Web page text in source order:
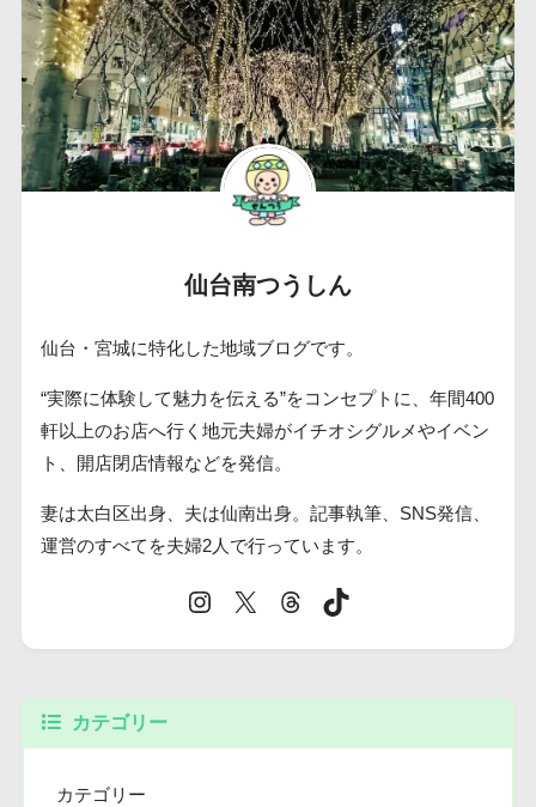
仙台南つうしん
仙台・宮城に特化した地域ブログです。
“実際に体験して魅力を伝える”をコンセプトに、年間400
軒以上のお店へ行く地元夫婦がイチオシグルメやイベン
ト、開店閉店情報などを発信。
妻は太白区出身、夫は仙南出身。記事執筆、SNS発信、
運営のすべてを夫婦2人で行っています。
カテゴリー
カテゴリー